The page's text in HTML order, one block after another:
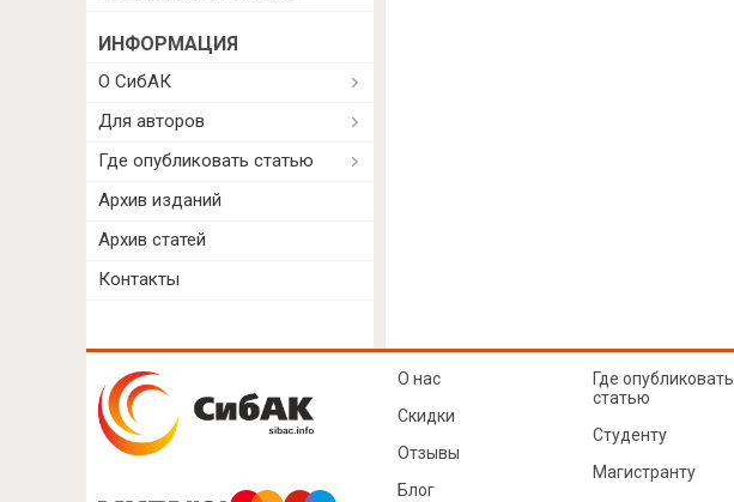
ИНФОРМАЦИЯ
О СибАК
Для авторов
Где опубликовать статью
Архив изданий
Архив статей
Контакты
О нас
Скидки
Отзывы
Блог
Где опубликовать
статью
Студенту
Магистранту